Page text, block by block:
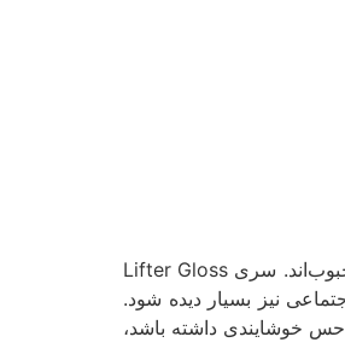
بسیار محبوب‌اند. سری Lifter Gloss
نیز بسیار دیده شود.
خوشایندی داشته باشد،